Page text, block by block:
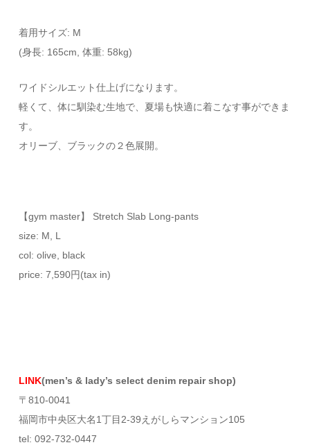
着用サイズ: M
(身長: 165cm, 体重: 58kg)
ワイドシルエット仕上げになります。
軽くて、体に馴染む生地で、夏場も快適に着こなす事ができま
す。
オリーブ、ブラックの２色展開。
【gym master】 Stretch Slab Long-pants
size: M, L
col: olive, black
price: 7,590円(tax in)
LINK(men’s & lady’s select denim repair shop)
〒810-0041
福岡市中央区大名1丁目2-39えがしらマンション105
tel: 092-732-0447